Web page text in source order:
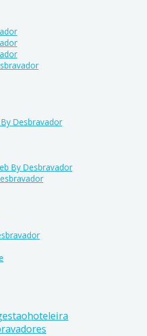
Desbravador
By Desbravador